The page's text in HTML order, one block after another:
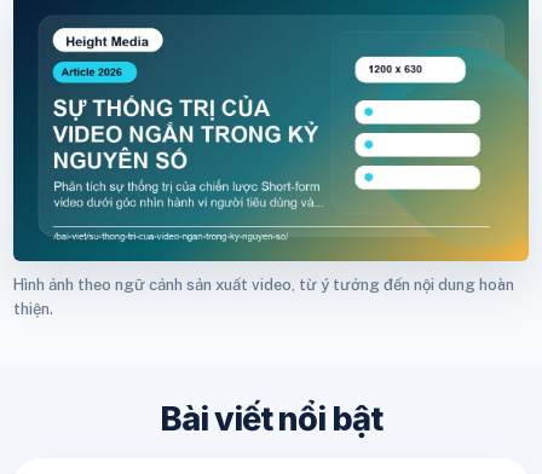
Hình ảnh theo ngữ cảnh sản xuất video, từ ý tưởng đến nội dung hoàn
thiện.
Bài viết nổi bật